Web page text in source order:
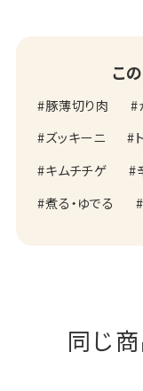
こ
豚薄切り肉
ズッキーニ
キムチチゲ
煮る・ゆでる
同じ